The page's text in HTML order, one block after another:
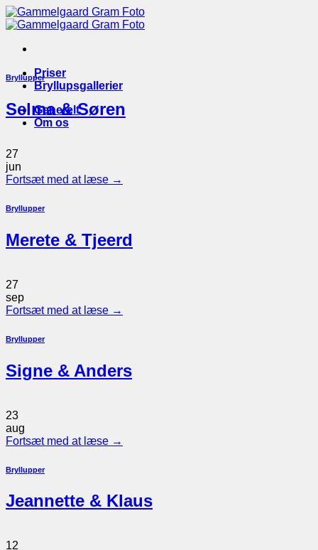
Fortsæt
til
Priser
Bryllupsgallerier
Generelt
Om os
Bryllupper
Selma & Søren
27
jun
Fortsæt med at læse →
Bryllupper
Merete & Tjeerd
27
sep
Fortsæt med at læse →
Bryllupper
Signe & Anders
23
aug
Fortsæt med at læse →
Bryllupper
Jeannette & Klaus
12